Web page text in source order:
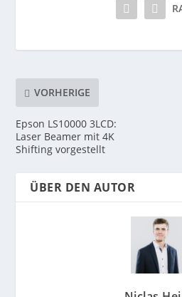
VORHERIGE
Epson LS10000 3LCD:
Laser Beamer mit 4K
Shifting vorgestellt
ÜBER DEN AUTOR